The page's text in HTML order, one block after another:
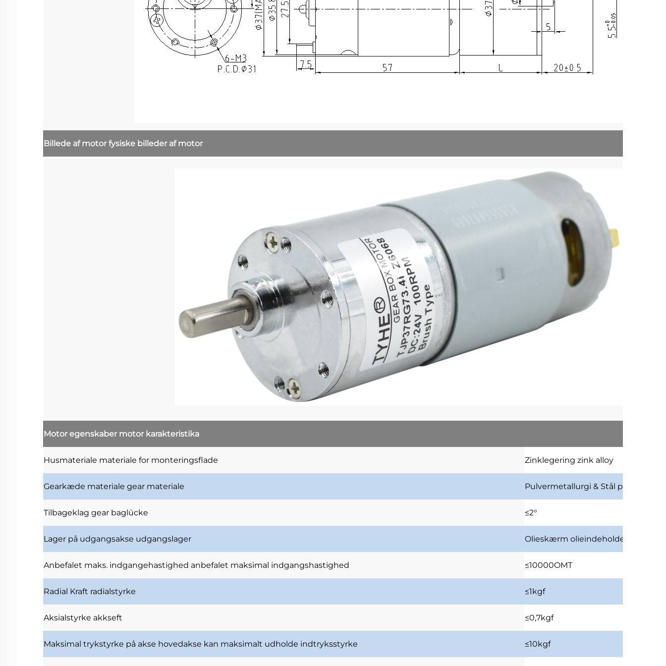
Billede af motorfysiske billeder af motor
Motor egenskaber motor karakteristika
Husmateriale materiale for monteringsflade Zinklegering zink alloy
Gearkæde materiale gear materiale Pulvermetallurgi & Stål
Tilbageklag gear baglücke ≤2°
Lager på udgangsakse udgangslager Olieskærm olieindeholdende
Anbefalet maks. indgangehastighed anbefalet maksimal indgangshastighed ≤10000OMT
Radial Kraft radialstyrke ≤1kgf
Aksialstyrke akkseft ≤0,7kgf
Maksimal trykstyrke på akse hovedakse kan maksimalt udholde indtryksstyrke ≤10kgf